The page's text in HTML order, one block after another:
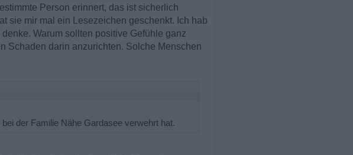
Person erinnert, das ist sicherlich
sie mir mal ein Lesezeichen geschenkt. Ich hab
Warum sollten positive Gefühle ganz
Schaden darin anzurichten. Solche Menschen
der Familie Nähe Gardasee verwehrt hat.